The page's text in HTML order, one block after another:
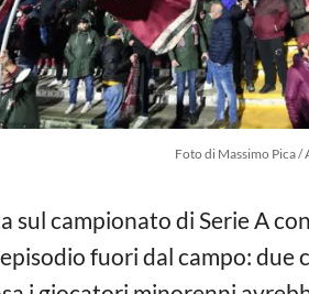
Foto di Massimo Pica /
sul campionato di Serie A
fuori dal campo: